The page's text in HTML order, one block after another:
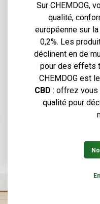
Sur CHEMDOG,
qualité,
européenne sur
0,2%. Les
déclinent en de
pour des effets
CHEMDOG est
CBD : offrez vous
qualité pour